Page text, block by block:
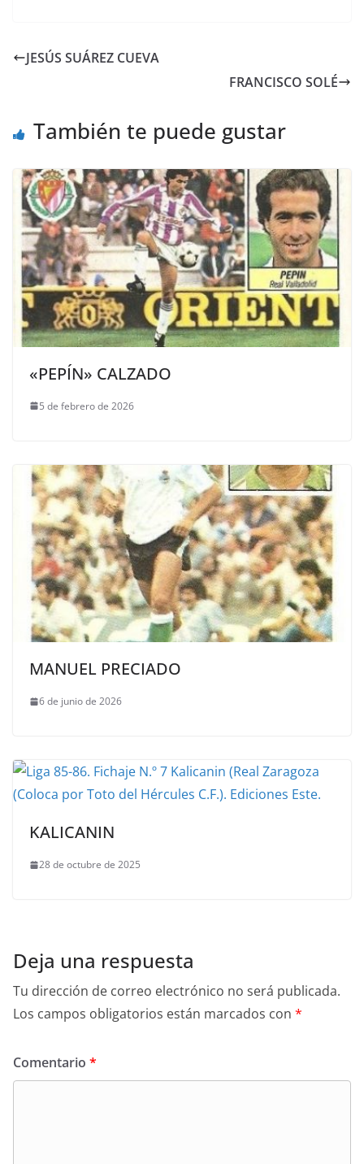
JESÚS SUÁREZ CUEVA
FRANCISCO SOLÉ
También te puede gustar
«PEPÍN» CALZADO
5 de febrero de 2026
MANUEL PRECIADO
6 de junio de 2026
KALICANIN
28 de octubre de 2025
Deja una respuesta
Tu dirección de correo electrónico no será publicada.
Los campos obligatorios están marcados con *
Comentario *